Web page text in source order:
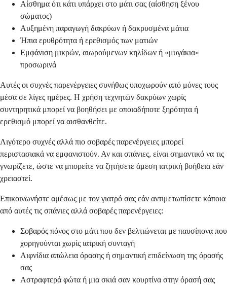
Αίσθημα ότι κάτι υπάρχει στο μάτι σας (αίσθηση ξένου
σώματος)
Αυξημένη παραγωγή δακρύων ή δακρυσμένα μάτια
Ήπια ερυθρότητα ή ερεθισμός των ματιών
Εμφάνιση μικρών, αιωρούμενων κηλίδων ή «μυγάκια»
προσωρινά
Αυτές οι συχνές παρενέργειες συνήθως υποχωρούν από μόνες τους
μέσα σε λίγες ημέρες. Η χρήση τεχνητών δακρύων χωρίς
συντηρητικά μπορεί να βοηθήσει με οποιαδήποτε ξηρότητα ή
ερεθισμό μπορεί να αισθανθείτε.
Λιγότερο συχνές αλλά πιο σοβαρές παρενέργειες μπορεί
περιστασιακά να εμφανιστούν. Αν και σπάνιες, είναι σημαντικό να τις
γνωρίζετε, ώστε να μπορείτε να ζητήσετε άμεση ιατρική βοήθεια εάν
χρειαστεί.
Επικοινωνήστε αμέσως με τον γιατρό σας εάν αντιμετωπίσετε κάποια
από αυτές τις σπάνιες αλλά σοβαρές παρενέργειες:
Σοβαρός πόνος στο μάτι που δεν βελτιώνεται με παυσίπονα που
χορηγούνται χωρίς ιατρική συνταγή
Αιφνίδια απώλεια όρασης ή σημαντική επιδείνωση της όρασής
σας
Αστραφτερά φώτα ή μια σκιά σαν κουρτίνα στην όρασή σας